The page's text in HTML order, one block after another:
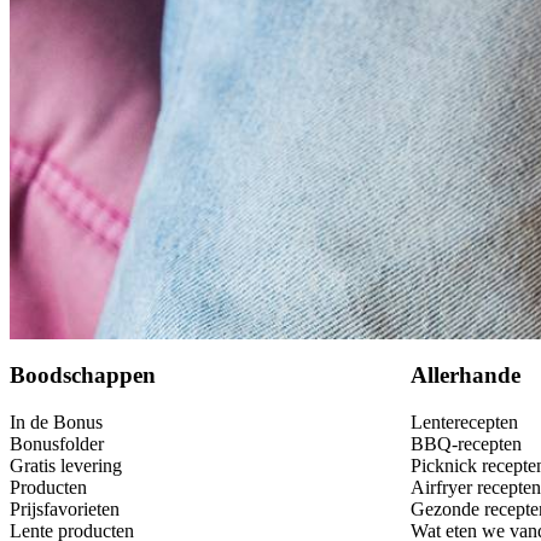
Hak taart & vlaaifruit kersen in blik
opgeklopte slagroom in beker
6 elchocolade dessertsaus
Dit heb je nodig
Boodschappen
In de Bonus
Bonusfolder
Gratis levering
Producten
Prijsfavorieten
Lente producten
Allerhande
Lenterecepten
BBQ-recepten
Picknick
Airfryer recepten
Gezonde
Wat eten we